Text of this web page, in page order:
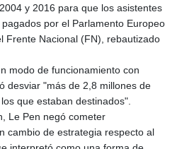
y 2016 para que los asistentes
por el Parlamento Europeo
Frente Nacional (FN), rebautizado
modo de funcionamiento con
desviar "más de 2,8 millones de
que estaban destinados".
Le Pen negó cometer
cambio de estrategia respecto al